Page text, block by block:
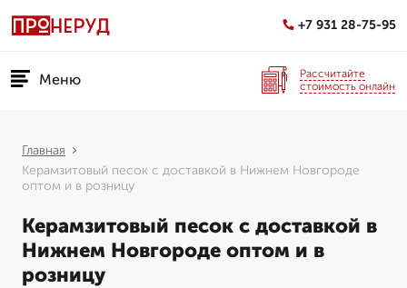
+7 931 28-75-95
Меню
Рассчитайте
стоимость онлайн
Главная
Керамзитовый песок с доставкой в Нижнем Новгороде
оптом и в розницу
Керамзитовый песок с доставкой в
Нижнем Новгороде оптом и в
розницу